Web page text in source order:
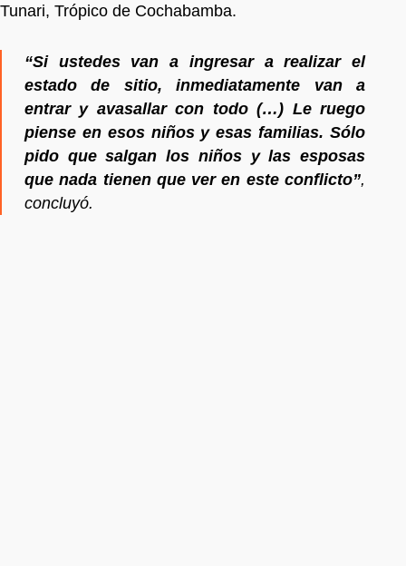
Tunari, Trópico de Cochabamba.
“Si ustedes van a ingresar a realizar el
estado de sitio, inmediatamente van a
entrar y avasallar con todo (…) Le ruego
piense en esos niños y esas familias. Sólo
pido que salgan los niños y las esposas
que nada tienen que ver en este conflicto”,
concluyó.